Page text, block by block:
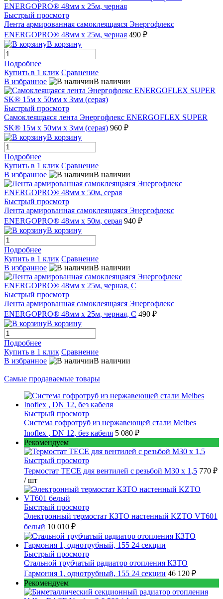
Быстрый просмотр
Лента армированная самоклеящаяся Энергофлекс
ENERGOPRO® 48мм х 25м, черная 490 ₽
В корзину
Подробнее
Купить в 1 клик Сравнение
В избранное
В наличии
Быстрый просмотр
Самоклеящаяся лента Энергофлекс ENERGOFLEX SUPER
SK® 15м х 50мм х 3мм (серая) 960 ₽
В корзину
Подробнее
Купить в 1 клик Сравнение
В избранное
В наличии
Быстрый просмотр
Лента армированная самоклеящаяся Энергофлекс
ENERGOPRO® 48мм х 50м, серая 940 ₽
В корзину
Подробнее
Купить в 1 клик Сравнение
В избранное
В наличии
Быстрый просмотр
Лента армированная самоклеящаяся Энергофлекс
ENERGOPRO® 48мм х 25м, черная, C 490 ₽
В корзину
Подробнее
Купить в 1 клик Сравнение
В избранное
В наличии
Самые продаваемые товары
Быстрый просмотр
Cистема гофротруб из нержавеющей стали Meibes
Inoflex , DN 12, без кабеля 5 080 ₽
Рекомендуем
Быстрый просмотр
Термостат TECE для вентилей с резьбой М30 х 1,5 770 ₽
/ шт
Быстрый просмотр
Электронный термостат КЗТО настенный KZTO VT601
белый 10 010 ₽
Быстрый просмотр
Стальной трубчатый радиатор отопления КЗТО
Гармония 1, однотрубный, 155 24 секции 46 120 ₽
Рекомендуем